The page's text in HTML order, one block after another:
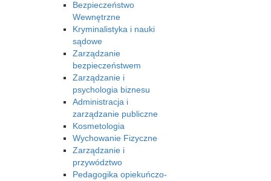
Bezpieczeństwo
Wewnętrzne
Kryminalistyka i nauki
sądowe
Zarządzanie
bezpieczeństwem
Zarządzanie i
psychologia biznesu
Administracja i
zarządzanie publiczne
Kosmetologia
Wychowanie Fizyczne
Zarządzanie i
przywództwo
Pedagogika opiekuńczo-